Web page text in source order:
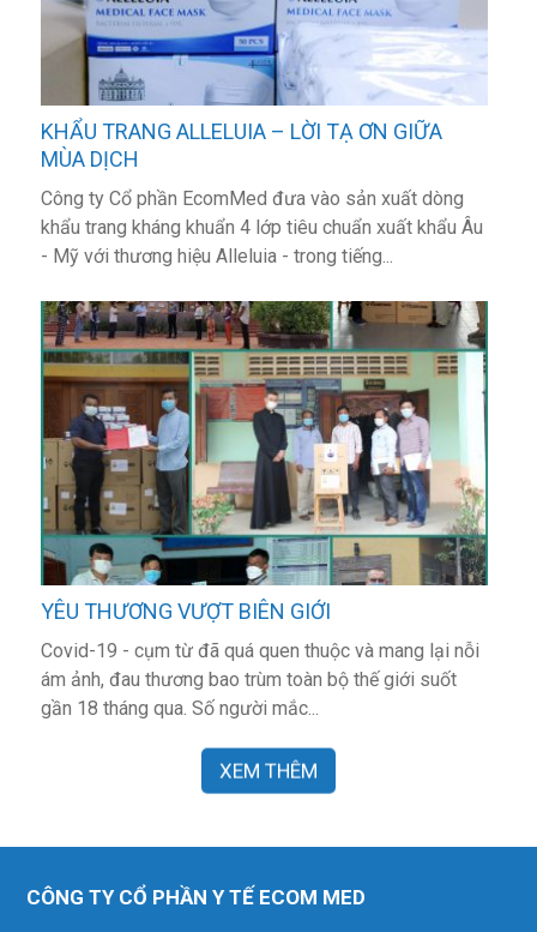
KHẨU TRANG ALLELUIA – LỜI TẠ ƠN GIỮA
MÙA DỊCH
Công ty Cổ phần EcomMed đưa vào sản xuất dòng
khẩu trang kháng khuẩn 4 lớp tiêu chuẩn xuất khẩu Âu
- Mỹ với thương hiệu Alleluia - trong tiếng...
YÊU THƯƠNG VƯỢT BIÊN GIỚI
Covid-19 - cụm từ đã quá quen thuộc và mang lại nỗi
ám ảnh, đau thương bao trùm toàn bộ thế giới suốt
gần 18 tháng qua. Số người mắc...
XEM THÊM
CÔNG TY CỔ PHẦN Y TẾ ECOM MED